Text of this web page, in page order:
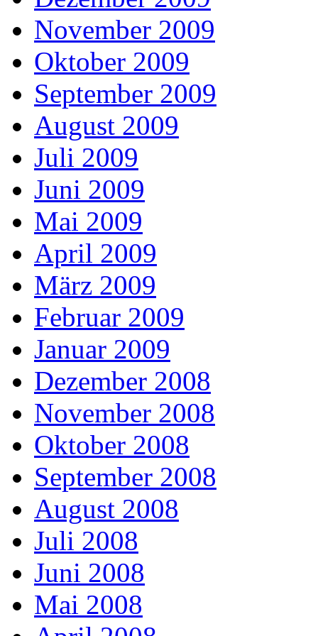
November 2009
Oktober 2009
September 2009
August 2009
Juli 2009
Juni 2009
Mai 2009
April 2009
März 2009
Februar 2009
Januar 2009
Dezember 2008
November 2008
Oktober 2008
September 2008
August 2008
Juli 2008
Juni 2008
Mai 2008